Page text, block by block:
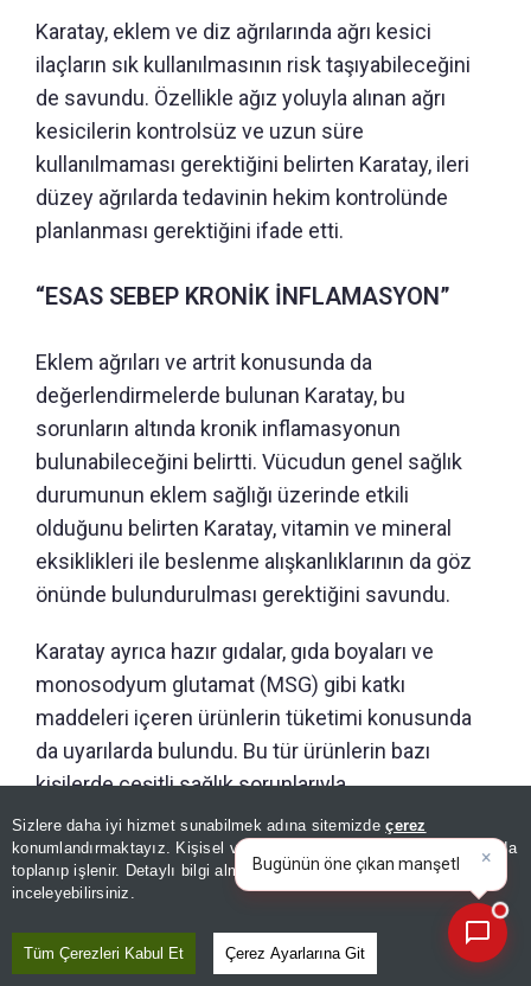
Sizlere daha iyi hizmet sunabilmek adına sitemizdeçerez
konumlandırmaktayız. Kişisel verileriniz, KVKK ve GDPR kapsamında
toplanıp işlenir. Detaylı bilgi almak içinAydınlatma Metnimizi
inceleyebilirsiniz.
Tüm Çerezleri Kabul Et Çerez Ayarlarına Git
Karatay, eklem ve diz ağrılarında ağrı kesici
ilaçların sık kullanılmasının risk taşıyabileceğini
de savundu. Özellikle ağız yoluyla alınan ağrı
kesicilerin kontrolsüz ve uzun süre
kullanılmaması gerektiğini belirten Karatay, ileri
düzey ağrılarda tedavinin hekim kontrolünde
planlanması gerektiğini ifade etti.
“ESAS SEBEP KRONİK İNFLAMASYON”
Eklem ağrıları ve artrit konusunda da
değerlendirmelerde bulunan Karatay, bu
sorunların altında kronik inflamasyonun
bulunabileceğini belirtti. Vücudun genel sağlık
durumunun eklem sağlığı üzerinde etkili
olduğunu belirten Karatay, vitamin ve mineral
eksiklikleri ile beslenme alışkanlıklarının da göz
önünde bulundurulması gerektiğini savundu.
Karatay ayrıca hazır gıdalar, gıda boyaları ve
monosodyum glutamat (MSG) gibi katkı
maddeleri içeren ürünlerin tüketimi konusunda
da uyarılarda bulundu. Bu tür ürünlerin bazı
kişilerde çeşitli sağlık sorunlarıyla
ilişkilendirilebileceğini belirten Karatay, doğal ve
dengeli beslenmenin önemini vurguladı.
Karatay, açıklamasının sonunda vücudu toprağa
benzeterek,“Toprak sağlıklı olmadıkça
ektiğimiz hiçbir tohum yeşermez”ifadelerini
×
Bugünün öne çıkan manşetleri
ve gelişmeleri neler?